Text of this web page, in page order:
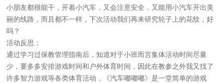
小朋友都很能干，开着小汽车，又会注意安全，又能用小汽车开出美
丽的线路，而且都不一样，下次活动我们再来研究轮子上的花纹，好
吗？
活动反思：
通过学习过保教管理指南后，知道对于小班而言集体活动时间尽量
少，要多多安排游戏时间和户外体育时间，因此在教参之外我又找了
许多智力游戏等各类体育活动，《汽车嘟嘟嘟》是一堂简单的游戏